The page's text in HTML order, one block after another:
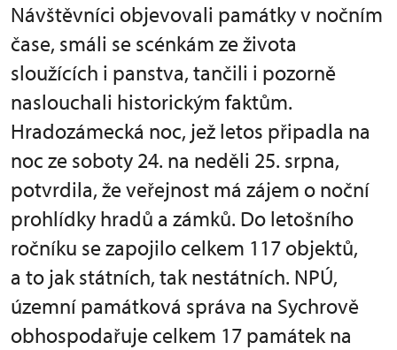
Návštěvníci objevovali památky v nočním
čase, smáli se scénkám ze života
sloužících i panstva, tančili i pozorně
naslouchali historickým faktům.
Hradozámecká noc, jež letos připadla na
noc ze soboty 24. na neděli 25. srpna,
potvrdila, že veřejnost má zájem o noční
prohlídky hradů a zámků. Do letošního
ročníku se zapojilo celkem 117 objektů,
a to jak státních, tak nestátních. NPÚ,
územní památková správa na Sychrově
obhospodařuje celkem 17 památek na